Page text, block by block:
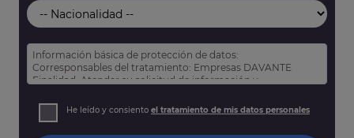
Información básica de protección de datos:
Corresponsables del tratamiento: Empresas DAVANTE
Finalidad: Atender su solicitud de información y
Derechos: Puede acceder, rectificar y suprimir sus datos,
así como otros derechos tal y como se explica en nuestra
He leído y consiento el tratamiento de mis datos personales